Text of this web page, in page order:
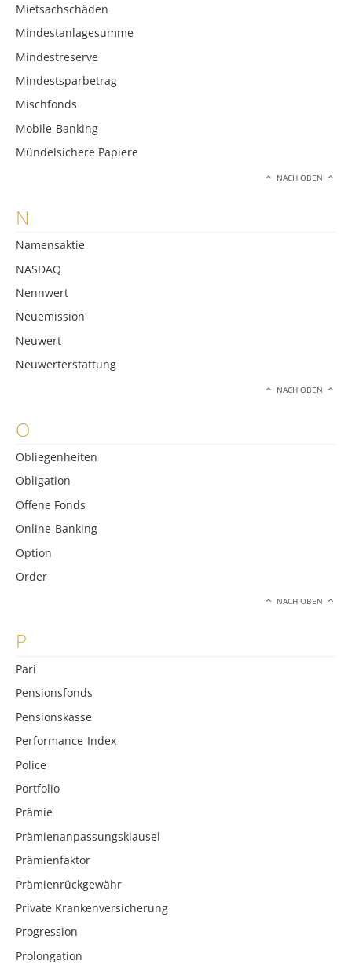
Mietsachschäden
Mindestanlagesumme
Mindestreserve
Mindestsparbetrag
Mischfonds
Mobile-Banking
Mündelsichere Papiere
NACH OBEN
N
Namensaktie
NASDAQ
Nennwert
Neuemission
Neuwert
Neuwerterstattung
NACH OBEN
O
Obliegenheiten
Obligation
Offene Fonds
Online-Banking
Option
Order
NACH OBEN
P
Pari
Pensionsfonds
Pensionskasse
Performance-Index
Police
Portfolio
Prämie
Prämienanpassungsklausel
Prämienfaktor
Prämienrückgewähr
Private Krankenversicherung
Progression
Prolongation